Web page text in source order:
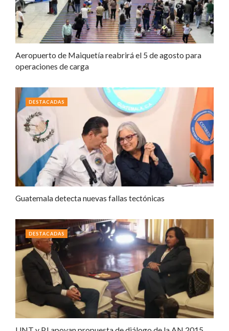
Aeropuerto de Maiquetía reabrirá el 5 de agosto para
operaciones de carga
Guatemala detecta nuevas fallas tectónicas
DESTACADAS
DESTACADAS